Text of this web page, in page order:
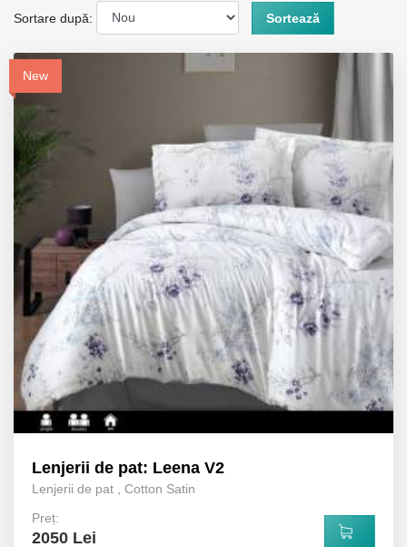
Sortare după: Sortează
New
Lenjerii de pat: Leena V2
Lenjerii de pat , Cotton Satin
Preț:
2050 Lei